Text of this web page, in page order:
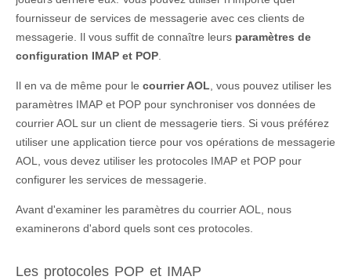
fournisseur de services de messagerie avec ces clients de
messagerie. Il vous suffit de connaître leurs paramètres de
configuration IMAP et POP
Il en va de même pour le courrier AOL , vous pouvez utiliser les
paramètres IMAP et POP pour synchroniser vos données de
courrier AOL sur un client de messagerie tiers. Si vous préférez
utiliser une application tierce pour vos opérations de messagerie
AOL, vous devez utiliser les protocoles IMAP et POP pour
configurer les services de messagerie.
Avant d'examiner les paramètres du courrier AOL, nous
examinerons d'abord quels sont ces protocoles.
Les protocoles POP et IMAP